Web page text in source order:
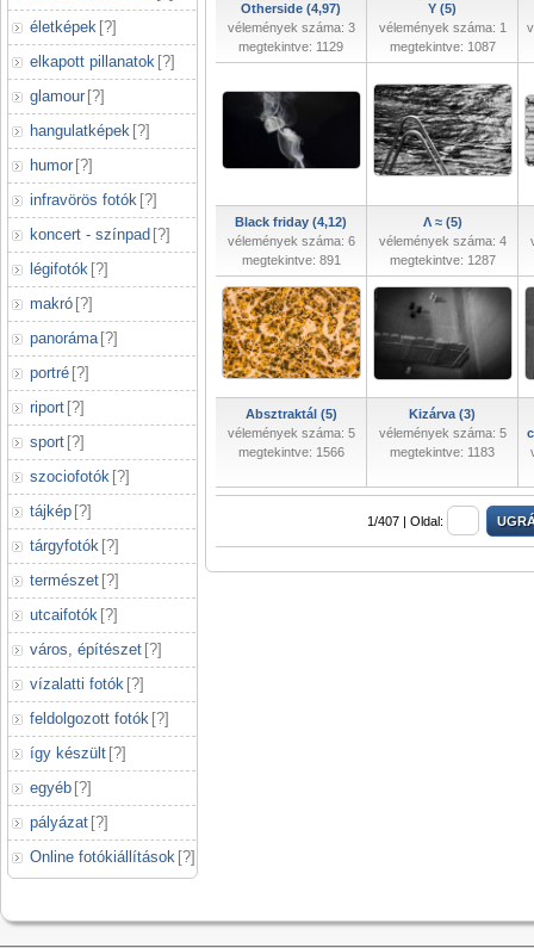
életképek [?]
elkapott pillanatok [?]
glamour [?]
hangulatképek [?]
humor [?]
infravörös fotók [?]
koncert - színpad [?]
légifotók [?]
makró [?]
panoráma [?]
portré [?]
riport [?]
sport [?]
szociofotók [?]
tájkép [?]
tárgyfotók [?]
természet [?]
utcaifotók [?]
város, építészet [?]
vízalatti fotók [?]
feldolgozott fotók [?]
így készült [?]
egyéb [?]
pályázat [?]
Online fotókiállítások [?]
Otherside (4,97)
vélemények száma: 3
megtekintve: 1129
Y (5)
vélemények száma: 1
megtekintve: 1087
Black friday (4,12)
vélemények száma: 6
megtekintve: 891
Λ ≈ (5)
vélemények száma: 4
megtekintve: 1287
Absztraktál (5)
vélemények száma: 5
megtekintve: 1566
Kizárva (3)
vélemények száma: 5
megtekintve: 1183
1/407 | Oldal: